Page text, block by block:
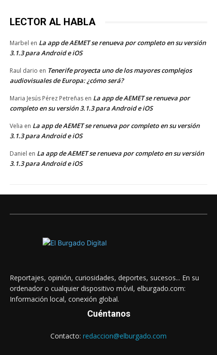
LECTOR AL HABLA
Marbel en La app de AEMET se renueva por completo en su versión
3.1.3 para Android e iOS
Raul dario en Tenerife proyecta uno de los mayores complejos
audiovisuales de Europa: ¿cómo será?
Maria Jesús Pérez Petreñas en La app de AEMET se renueva por
completo en su versión 3.1.3 para Android e iOS
Velia en La app de AEMET se renueva por completo en su versión
3.1.3 para Android e iOS
Daniel en La app de AEMET se renueva por completo en su versión
3.1.3 para Android e iOS
Reportajes, opinión, curiosidades, deportes, sucesos... En su
ordenador o cualquier dispositivo móvil, elburgado.com:
Información local, conexión global.
Cuéntanos
Contacto: redaccion@elburgado.com